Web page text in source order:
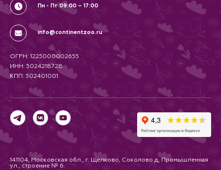
Пн - Пт 09:00 – 17:00
info@continentzoo.ru
ОГРН: 1225000002655
ИНН: 5024218728
КПП: 502401001
141104, Московская обл., г. Щелково, Соколово д, Промышленная
ул., строение № 6.